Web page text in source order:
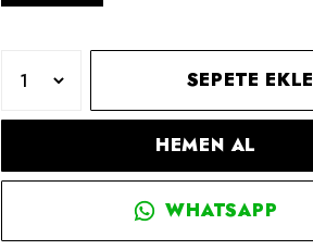
SEPETE EKLE
HEMEN AL
WHATSAPP